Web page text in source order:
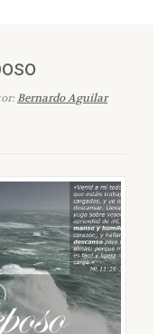
Bernardo Aguilar